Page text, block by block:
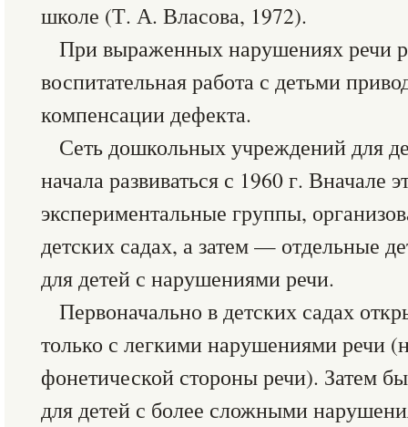
школе (Т. А. Власова, 1972).
При выраженных нарушениях речи
воспитательная работа с детьми
компенсации дефекта.
Сеть дошкольных учреждений для
начала развиваться с 1960 г. Вначале
экспериментальные группы,
детских садах, а затем — отдельные
для детей с нарушениями речи.
Первоначально в детских садах
только с легкими нарушениями речи
фонетической стороны речи). Затем
для детей с более сложными